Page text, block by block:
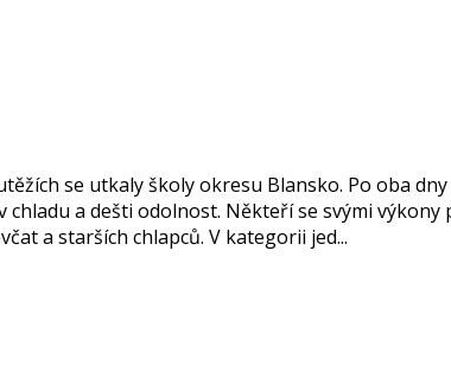
se utkaly školy okresu Blansko. Po oba
a dešti odolnost. Někteří se svými výkony
a starších chlapců. V kategorii jed...